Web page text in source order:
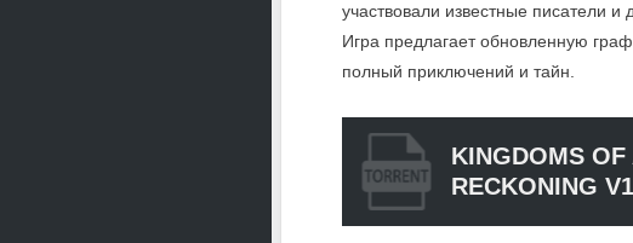
участвовали известные писатели
Игра предлагает обновленную
полный приключений и тайн.
KINGDOMS
RECKONING